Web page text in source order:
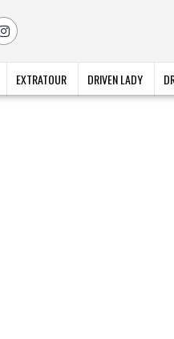
EXTRATOUR DRIVEN LADY